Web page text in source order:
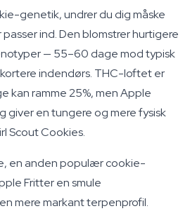
genetik, undrer du dig måske
ind. Den blomstrer hurtigere
— 55–60 dage mod typisk
indendørs. THC-loftet er
kan ramme 25%, men Apple
giver en tungere og mere fysisk
Scout Cookies.
en anden populær cookie-
Fritter en smule
mere markant terpenprofil.